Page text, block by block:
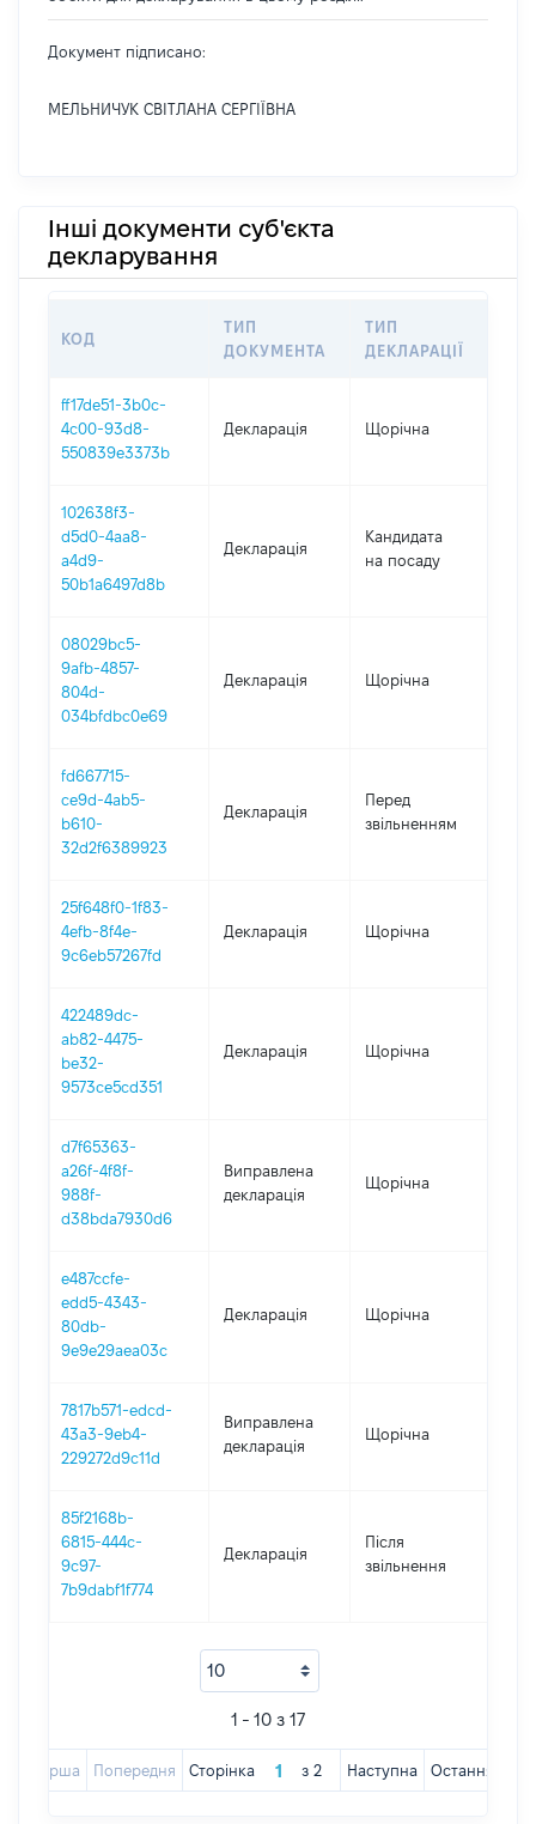
Документ підписано:
МЕЛЬНИЧУК СВІТЛАНА СЕРГІЇВНА
Інші документи суб'єкта
декларування
КОД
ТИП
ДОКУМЕНТА
ТИП
ДЕКЛАРАЦІЇ
ff17de51-3b0c-
4c00-93d8-
550839e3373b
Декларація Щорічна
102638f3-
d5d0-4aa8-
a4d9-
50b1a6497d8b
Декларація
Кандидата
на посаду
08029bc5-
9afb-4857-
804d-
034bfdbc0e69
Декларація Щорічна
fd667715-
ce9d-4ab5-
b610-
32d2f6389923
Декларація
Перед
звільненням
25f648f0-1f83-
4efb-8f4e-
9c6eb57267fd
Декларація Щорічна
422489dc-
ab82-4475-
be32-
9573ce5cd351
Декларація Щорічна
d7f65363-
a26f-4f8f-
988f-
d38bda7930d6
Виправлена
декларація
Щорічна
e487ccfe-
edd5-4343-
80db-
9e9e29aea03c
Декларація Щорічна
7817b571-edcd-
43a3-9eb4-
229272d9c11d
Виправлена
декларація
Щорічна
85f2168b-
6815-444c-
9c97-
7b9dabf1f774
Декларація
Після
звільнення
1 - 10 з 17
Перша Попередня Сторінка з 2 Наступна Остання